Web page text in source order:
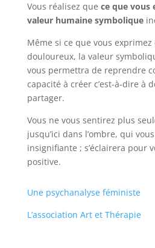
Vous réalisez que ce que vous
valeur humaine symbolique
Même si ce que vous
douloureux, la valeur
vous permettra de reprendre
capacité à créer c’est-à-dire à
partager.
Vous ne vous sentirez plus
jusqu’ici dans l’ombre, qui
insignifiante ; s’éclairera pour
positive.
Une psychanalyse féministe
L’association Art et Thérapie